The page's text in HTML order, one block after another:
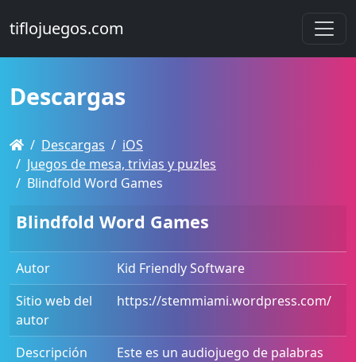
tiflojuegos.com
Descargas
Descargas
iOS
Juegos de mesa, trivias y puzles
Blindfold Word Games
Blindfold Word Games
Autor
Kid Friendly Software
Sitio web del
autor
https://stemmiami.wordpress.com/
Descripción
Este es un audiojuego de palabras